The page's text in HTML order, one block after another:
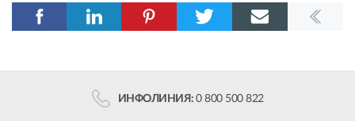
ИНФОЛИНИЯ: 0 800 500 822